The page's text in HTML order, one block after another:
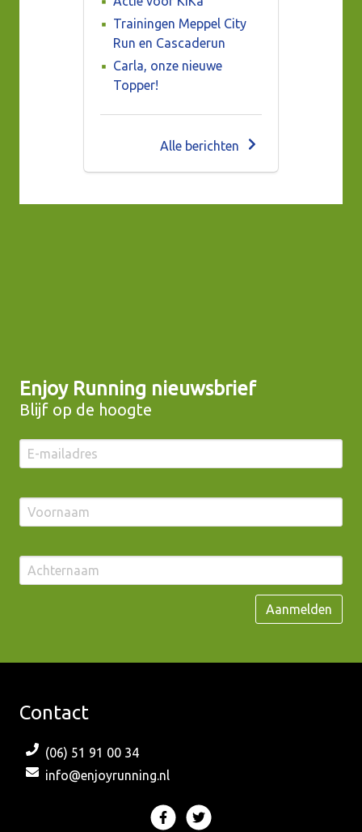
Trainingen Meppel City
Run en Cascaderun
Carla, onze nieuwe
Topper!
Alle berichten
Enjoy Running nieuwsbrief
Blijf op de hoogte
Contact
(06) 51 91 00 34
info@enjoyrunning.nl